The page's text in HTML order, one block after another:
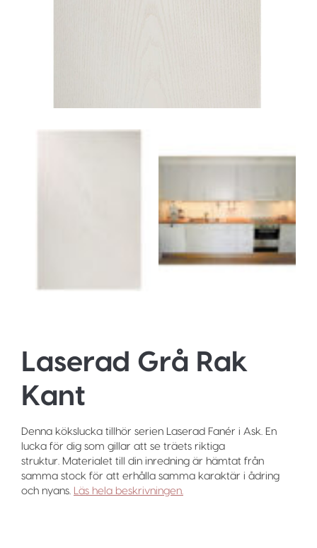
Laserad Grå Rak
Kant
Denna kökslucka tillhör serien Laserad Fanér i Ask. En
lucka för dig som gillar att se träets riktiga
struktur. Materialet till din inredning är hämtat från
samma stock för att erhålla samma karaktär i ådring
och nyans. Läs hela beskrivningen.